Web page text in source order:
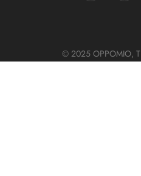
© 2025 OPPOMIO,